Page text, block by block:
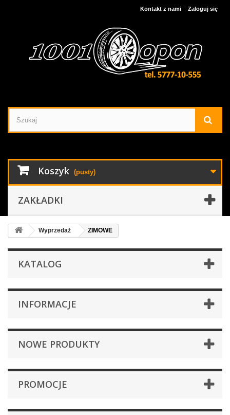
Zaloguj się
Kontakt z nami
Koszyk (pusty)
ZAKŁADKI
Wyprzedaż ZIMOWE
KATALOG
INFORMACJE
NOWE PRODUKTY
PROMOCJE